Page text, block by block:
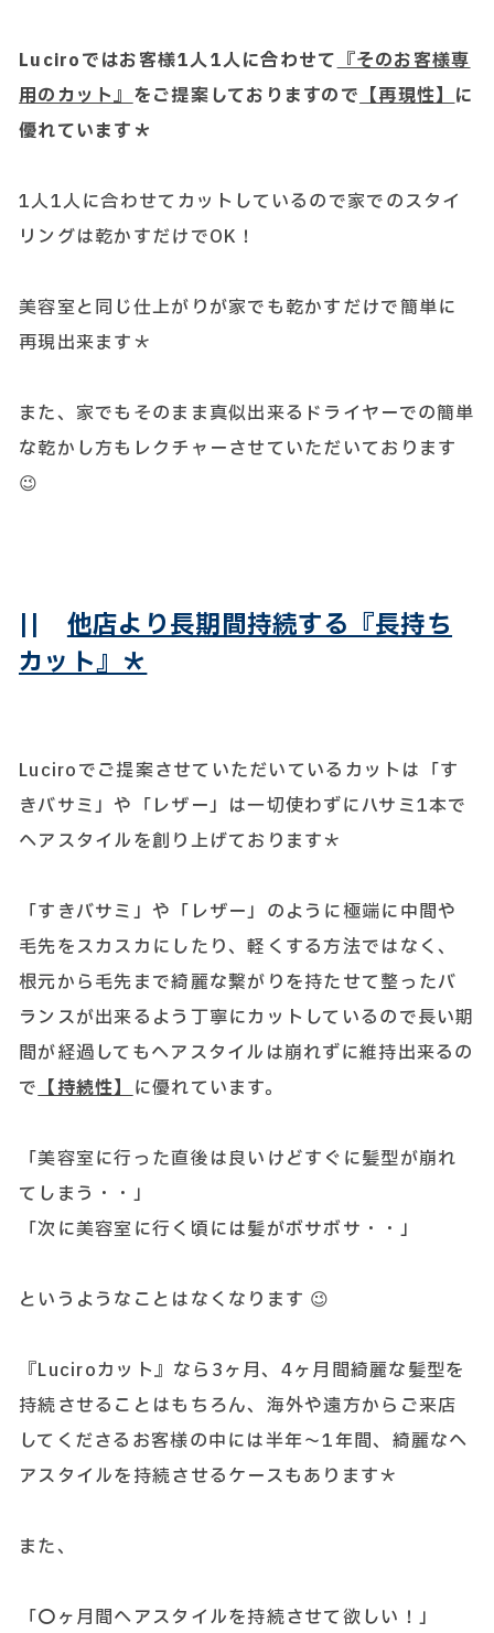
Luciroではお客様1人1人に合わせて『そのお客様専
用のカット』をご提案しておりますので【再現性】に
優れています＊
1人1人に合わせてカットしているので家でのスタイ
リングは乾かすだけでOK！
美容室と同じ仕上がりが家でも乾かすだけで簡単に
再現出来ます＊
また、家でもそのまま真似出来るドライヤーでの簡単
な乾かし方もレクチャーさせていただいております
😉
||他店より長期間持続する『長持ち
カット』＊
Luciroでご提案させていただいているカットは「す
きバサミ」や「レザー」は一切使わずにハサミ1本で
ヘアスタイルを創り上げております＊
「すきバサミ」や「レザー」のように極端に中間や
毛先をスカスカにしたり、軽くする方法ではなく、
根元から毛先まで綺麗な繋がりを持たせて整ったバ
ランスが出来るよう丁寧にカットしているので長い期
間が経過してもヘアスタイルは崩れずに維持出来るの
で【持続性】に優れています。
「美容室に行った直後は良いけどすぐに髪型が崩れ
てしまう・・」
「次に美容室に行く頃には髪がボサボサ・・」
というようなことはなくなります 😉
『Luciroカット』なら3ヶ月、4ヶ月間綺麗な髪型を
持続させることはもちろん、海外や遠方からご来店
してくださるお客様の中には半年～1年間、綺麗なヘ
アスタイルを持続させるケースもあります＊
また、
「〇ヶ月間ヘアスタイルを持続させて欲しい！」